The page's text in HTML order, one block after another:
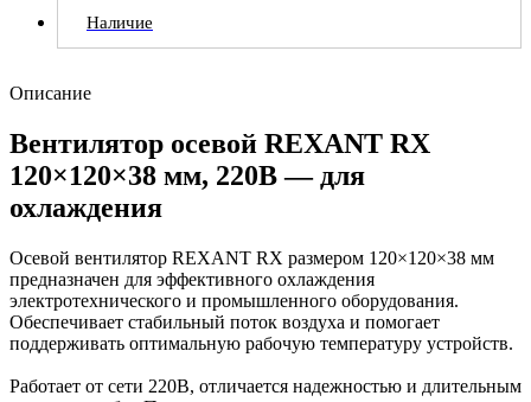
Наличие
Описание
Вентилятор осевой REXANT RX
120×120×38 мм, 220В — для
охлаждения
Осевой вентилятор REXANT RX размером 120×120×38 мм
предназначен для эффективного охлаждения
электротехнического и промышленного оборудования.
Обеспечивает стабильный поток воздуха и помогает
поддерживать оптимальную рабочую температуру устройств.
Работает от сети 220В, отличается надежностью и длительным